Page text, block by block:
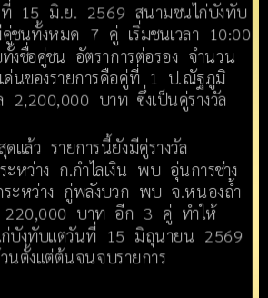
ที่ 15 มิ.ย. 2569 สนามชนไก่บังทับ
คู่ชนทั้งหมด 7 คู่ เริ่มชนเวลา 10:00
งชื่อคู่ชน อัตราการต่อรอง จำนวน
ด่นของรายการคือคู่ที่ 1 ป.ณัฐภูมิ
2,200,000 บาท ซึ่งเป็นคู่รางวัล
ดแล้ว รายการนี้ยังมีคู่รางวัล
หว่าง ก.กำไลเงิน พบ อุ่นการช่าง
ะหว่าง กู่พลังบวก พบ จ.หนองถ้ำ
220,000 บาท อีก 3 คู่ ทำให้
ก่บังทับแตวันที่ 15 มิถุนายน 2569
นตั้งแต่ต้นจนจบรายการ